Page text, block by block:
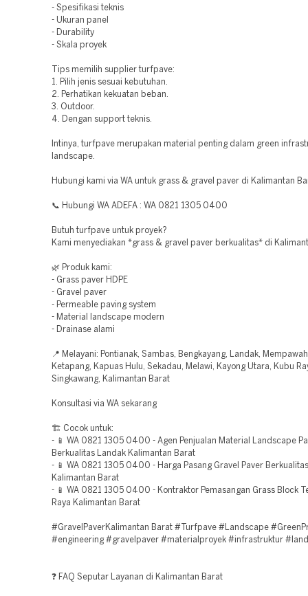
- Spesifikasi teknis
- Ukuran panel
- Durability
- Skala proyek
Tips memilih supplier turfpave:
1. Pilih jenis sesuai kebutuhan.
2. Perhatikan kekuatan beban.
3. Outdoor.
4. Dengan support teknis.
Intinya, turfpave merupakan material penting dalam green
landscape.
Hubungi kami via WA untuk grass & gravel paver di Kalimantan
📞 Hubungi WA ADEFA : WA 0821 1305 0400
Butuh turfpave untuk proyek?
Kami menyediakan *grass & gravel paver berkualitas* di
🌿 Produk kami:
- Grass paver HDPE
- Gravel paver
- Permeable paving system
- Material landscape modern
- Drainase alami
📍 Melayani: Pontianak, Sambas, Bengkayang, Landak,
Ketapang, Kapuas Hulu, Sekadau, Melawi, Kayong Utara, Kubu
Singkawang, Kalimantan Barat
Konsultasi via WA sekarang
🏗️ Cocok untuk:
- 📱 WA 0821 1305 0400 - Agen Penjualan Material Landscape
Berkualitas Landak Kalimantan Barat
- 📱 WA 0821 1305 0400 - Harga Pasang Gravel Paver
Kalimantan Barat
- 📱 WA 0821 1305 0400 - Kontraktor Pemasangan Grass Block
Raya Kalimantan Barat
#GravelPaverKalimantan Barat #Turfpave #Landscape
#engineering #gravelpaver #materialproyek #infrastruktur
❓ FAQ Seputar Layanan di Kalimantan Barat